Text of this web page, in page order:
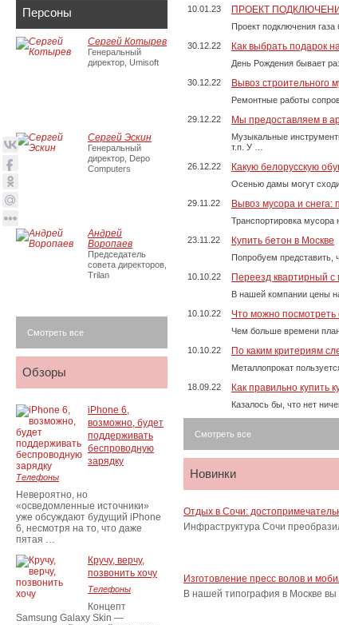
10.01.23
ПРОЕКТ
Проект подключения газа
30.12.22
Как выбрать подарок
День Рождения бывает
30.12.22
Вывоз строительного
Ремонтные работы
29.12.22
Мы предоставляем в
Музыкальные
т.п. У …
26.12.22
Какую белорусскую
Осенью дамы могут
29.11.22
Вывоз мусора и
Транспортировка мусора
23.11.22
Купить бетон в Москве
Попробуем представить,
10.10.22
Переезд квартирный с
В нашей компании цены
10.10.22
Что можно посмотреть
Чем больше времени
10.10.22
По каким критериям
Металлопрокат
18.09.22
Как правильно купить
Казалось бы, что нет
Смотреть все
Новинки
Отдых в Сочи:
Инфраструктура Сочи
Изготовление пресс волов и
В нашей типография в Москве
Персоны
Сергей Котырев
Генеральный
директор, Umisoft
Сергей Эскин
Генеральный
директор, Depo
Computers
Андрей
Воропаев
Председатель
совета директоров,
Trilan
Смотреть все
Обзоры
iPhone 6,
возможно, будет
поддерживать
беспроводную
зарядку
Телефоны
Невероятно, но
«осведомленные источники»
уже обсуждают будущий iPhone
6, несмотря на то, что даже
пятая …
Кручу, верчу,
позвонить хочу
Телефоны
Концепт
Samsung Galaxy Skin —